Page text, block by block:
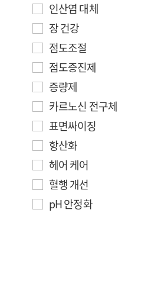
인산염 대체
장 건강
점도조절
점도증진제
증량제
카르노신 전구체
표면싸이징
항산화
헤어 케어
혈행 개선
pH 안정화